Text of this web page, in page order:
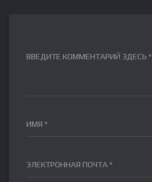
ВВЕДИТЕ КОММЕНТАРИЙ ЗДЕСЬ *
ИМЯ *
ЭЛЕКТРОННАЯ ПОЧТА *